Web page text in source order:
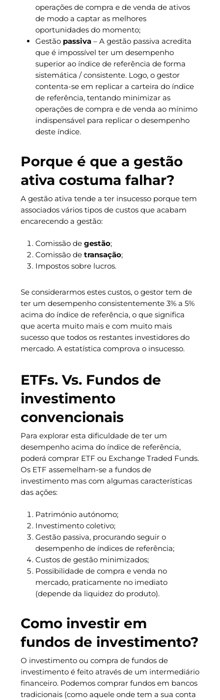
operações de compra e de venda de ativos
de modo a captar as melhores
oportunidades do momento;
Gestão passiva– A gestão passiva acredita
que é impossível ter um desempenho
superior ao índice de referência de forma
sistemática / consistente. Logo, o gestor
contenta-se em replicar a carteira do índice
de referência, tentando minimizar as
operações de compra e de venda ao mínimo
indispensável para replicar o desempenho
deste índice.
Porque é que a gestão
ativa costuma falhar?
A gestão ativa tende a ter insucesso porque tem
associados vários tipos de custos que acabam
encarecendo a gestão:
Comissão de gestão;
Comissão de transação;
Impostos sobre lucros.
Se considerarmos estes custos, o gestor tem de
ter um desempenho consistentemente 3% a 5%
acima do índice de referência, o que significa
que acerta muito mais e com muito mais
sucesso que todos os restantes investidores do
mercado. A estatística comprova o insucesso.
ETFs. Vs. Fundos de
investimento
convencionais
Para explorar esta dificuldade de ter um
desempenho acima do índice de referência,
poderá comprar ETF ou Exchange Traded Funds.
Os ETF assemelham-se a fundos de
investimento mas com algumas características
das ações:
Património autónomo;
Investimento coletivo;
Gestão passiva, procurando seguir o
desempenho de índices de referência;
Custos de gestão minimizados;
Possibilidade de compra e venda no
mercado, praticamente no imediato
(depende da liquidez do produto).
Como investir em
fundos de investimento?
O investimento ou compra de fundos de
investimento é feito através de um intermediário
financeiro. Podemos comprar fundos em bancos
tradicionais (como aquele onde tem a sua conta